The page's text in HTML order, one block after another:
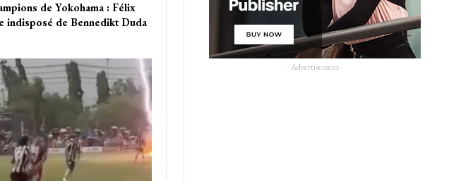
de Yokohama : Félix
indisposé de Bennedikt Duda
- Advertisement -